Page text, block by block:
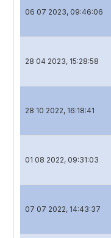
06 07 2023, 09:46:06
28 04 2023, 15:28:58
28 10 2022, 16:18:41
01 08 2022, 09:31:03
07 07 2022, 14:43:37